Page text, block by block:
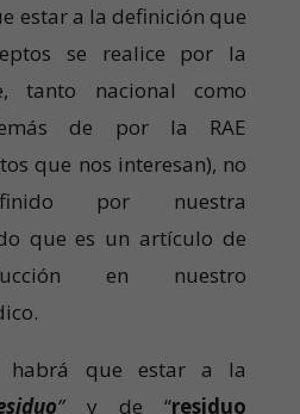
estar a la definición que
se realice por la
tanto nacional como
de por la RAE
que nos interesan), no
por nuestra
que es un artículo de
en nuestro
habrá que estar a la
”y de “residuo